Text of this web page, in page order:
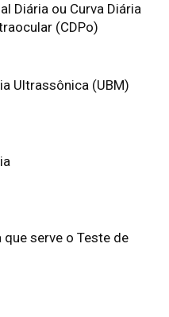
Diária ou Curva Diária
(CDPo)
Ultrassônica (UBM)
que serve o Teste de